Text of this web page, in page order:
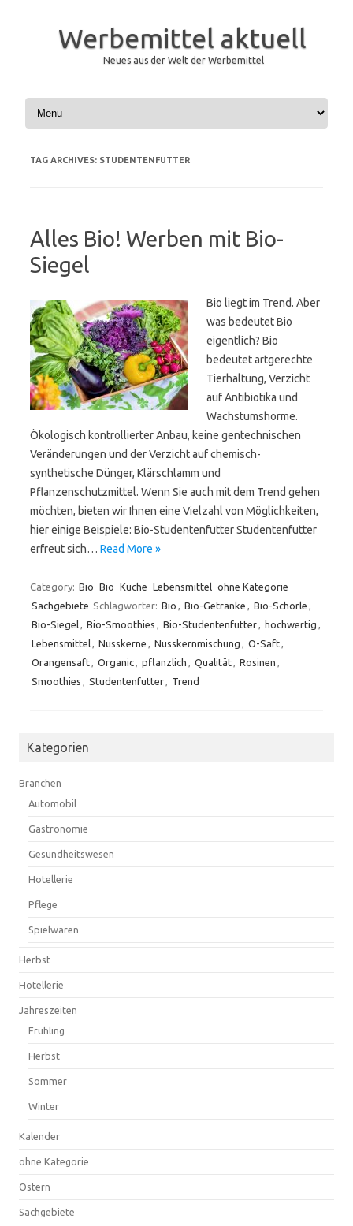
Werbemittel aktuell
Neues aus der Welt der Werbemittel
Skip to content
TAG ARCHIVES: STUDENTENFUTTER
Alles Bio! Werben mit Bio-
Siegel
Bio liegt im Trend. Aber
was bedeutet Bio
eigentlich? Bio
bedeutet artgerechte
Tierhaltung, Verzicht
auf Antibiotika und
Wachstumshorme.
Ökologisch kontrollierter Anbau, keine gentechnischen
Veränderungen und der Verzicht auf chemisch-
synthetische Dünger, Klärschlamm und
Pflanzenschutzmittel. Wenn Sie auch mit dem Trend gehen
möchten, bieten wir Ihnen eine Vielzahl von Möglichkeiten,
hier einige Beispiele: Bio-Studentenfutter Studentenfutter
erfreut sich… Read More »
Category: Bio Bio Küche Lebensmittel ohne Kategorie
Sachgebiete Schlagwörter: Bio , Bio-Getränke , Bio-Schorle ,
Bio-Siegel, Bio-Smoothies , Bio-Studentenfutter, hochwertig ,
Lebensmittel, Nusskerne , Nusskernmischung , O-Saft,
Orangensaft, Organic, pflanzlich , Qualität, Rosinen ,
Smoothies , Studentenfutter, Trend
Kategorien
Branchen
Automobil
Gastronomie
Gesundheitswesen
Hotellerie
Pflege
Spielwaren
Herbst
Hotellerie
Jahreszeiten
Frühling
Herbst
Sommer
Winter
Kalender
ohne Kategorie
Ostern
Sachgebiete